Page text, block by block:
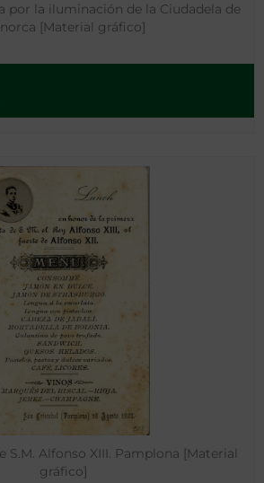
por la iluminación de la Ciudadela de
[Material gráfico]
S.M. Alfonso XIII. Pamplona [Material
gráfico]